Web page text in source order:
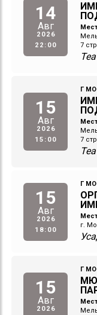
14
Авг
2026
22:00
7
15
Авг
2026
15:00
Г
7
15
Авг
2026
18:00
Г
г.
15
Авг
2026
Г